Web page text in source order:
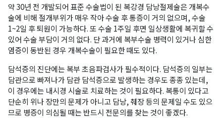
약 30년 전 개발되어 표준 수술법이 된 복강경 담낭절제술은 개복수
술에 비해 절개부위가 매우 작아 수술 후 통증이 거의 없으며, 수술
1~2일 후 퇴원이 가능하다. 또 수술 1주일 후면 일상생활에 복귀할 수
있어 수술 부담이 거의 없다. 단 과거에 복부수술 병력이 있거나 심한
염증이 동반된 경우 개복수술이 필요한 때도 있다.
담석증의 진단에는 복부 초음파검사가 필수적이다. 담석증의 일부는
담관으로 빠져나가 담관 담석증으로 발생하는 경우도 종종 있는데,
이 경우에는 내시경 시술로 치료하는 것이 필요하다. 복통이 있다고
단순히 위나 장만의 문제가 아니고 담낭, 췌장 등의 문제일 수도 있으
므로 병증이 의심될 때는 반드시 전문의를 찾는 것이 좋겠다.